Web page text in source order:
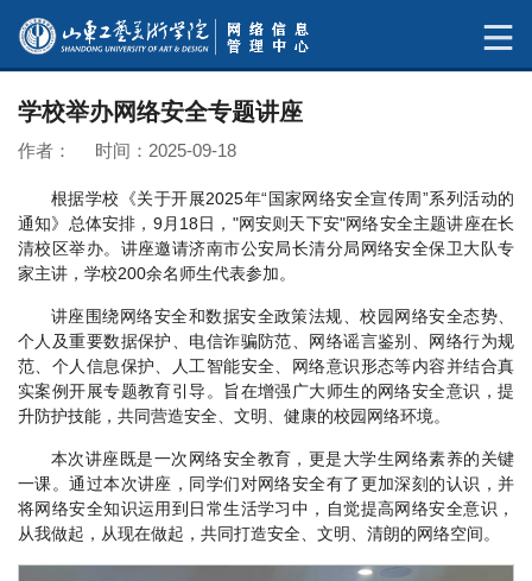
学校举办网络安全专题讲座
作者： 时间：2025-09-18
根据学校《关于开展2025年“国家网络安全宣传周”系列活动的
通知》总体安排，9月18日，"网安则天下安"网络安全主题讲座在长
清校区举办。讲座邀请济南市公安局长清分局网络安全保卫大队专
家主讲，学校200余名师生代表参加。
讲座围绕网络安全和数据安全政策法规、校园网络安全态势、
个人及重要数据保护、电信诈骗防范、网络谣言鉴别、网络行为规
范、个人信息保护、人工智能安全、网络意识形态等内容并结合真
实案例开展专题教育引导。旨在增强广大师生的网络安全意识，提
升防护技能，共同营造安全、文明、健康的校园网络环境。
本次讲座既是一次网络安全教育，更是大学生网络素养的关键
一课。通过本次讲座，同学们对网络安全有了更加深刻的认识，并
将网络安全知识运用到日常生活学习中，自觉提高网络安全意识，
从我做起，从现在做起，共同打造安全、文明、清朗的网络空间。